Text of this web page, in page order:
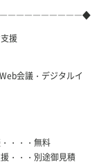
援
会議・デジタルイ
・・・無料
・・・別途御見積